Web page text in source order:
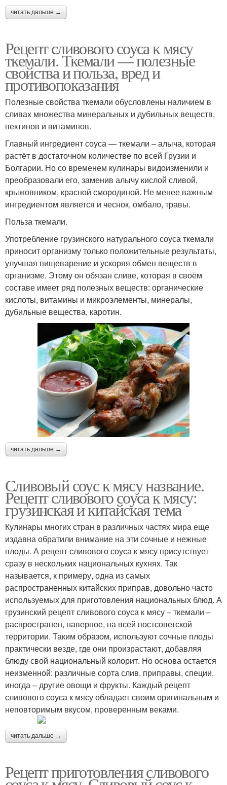
читать дальше →
Рецепт сливового соуса к мясу
ткемали. Ткемали — полезные
свойства и польза, вред и
противопоказания
Полезные свойства ткемали обусловлены наличием в
сливах множества минеральных и дубильных веществ,
пектинов и витаминов.
Главный ингредиент соуса — ткемали – алыча, которая
растёт в достаточном количестве по всей Грузии и
Болгарии. Но со временем кулинары видоизменили и
преобразовали его, заменив алычу кислой сливой,
крыжовником, красной смородиной. Не менее важным
ингредиентом является и чеснок, омбало, травы.
Польза ткемали.
Употребление грузинского натурального соуса ткемали
приносит организму только положительные результаты,
улучшая пищеварение и ускоряя обмен веществ в
организме. Этому он обязан сливе, которая в своём
составе имеет ряд полезных веществ: органические
кислоты, витамины и микроэлементы, минералы,
дубильные вещества, каротин.
читать дальше →
Сливовый соус к мясу название.
Рецепт сливового соуса к мясу:
грузинская и китайская тема
Кулинары многих стран в различных частях мира еще
издавна обратили внимание на эти сочные и нежные
плоды. А рецепт сливового соуса к мясу присутствует
сразу в нескольких национальных кухнях. Так
называется, к примеру, одна из самых
распространенных китайских приправ, довольно часто
используемых для приготовления национальных блюд. А
грузинский рецепт сливового соуса к мясу – ткемали –
распространен, наверное, на всей постсоветской
территории. Таким образом, используют сочные плоды
практически везде, где они произрастают, добавляя
блюду свой национальный колорит. Но основа остается
неизменной: различные сорта слив, приправы, специи,
иногда – другие овощи и фрукты. Каждый рецепт
сливового соуса к мясу обладает своим оригинальным и
неповторимым вкусом, проверенным веками.
читать дальше →
Рецепт приготовления сливового